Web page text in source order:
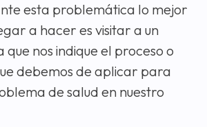
esta problemática lo mejor
a hacer es visitar a un
nos indique el proceso o
debemos de aplicar para
de salud en nuestro